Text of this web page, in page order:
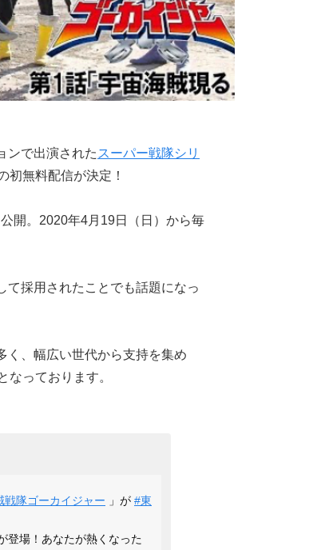
ンで出演された スーパー戦隊シリ
初無料配信が決定！
開。2020年4月19日（日）から毎
て採用されたことでも話題になっ
く、幅広い世代から支持を集め
なっております。
戦隊ゴーカイジャー 」が #東
登場！あなたが熱くなった